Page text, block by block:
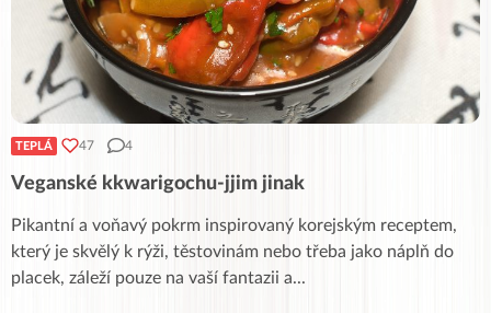
TEPLÁ 47 4
Veganské kkwarigochu-jjim jinak
Pikantní a voňavý pokrm inspirovaný korejským receptem,
který je skvělý k rýži, těstovinám nebo třeba jako náplň do
placek, záleží pouze na vaší fantazii a...